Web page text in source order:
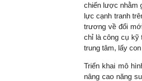
chiến lược nhằm
lực cạnh tranh
trương về đổi
chỉ là công cụ kỹ
trung tâm, lấy
Triển khai mô
nâng cao năng